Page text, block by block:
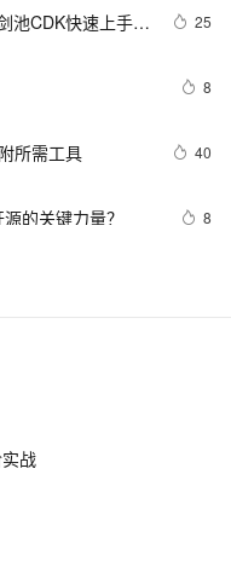
池CDK快速上手指
25
8
所需工具 40
的关键力量？ 8
术同仁一同入驻。
战